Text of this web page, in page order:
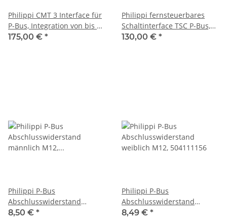
Philippi CMT 3 Interface für
P-Bus, Integration von bis zu
4 Tankgebern, 071000401
175,00 € *
Philippi fernsteuerbares
Schaltinterface TSC P-Bus,
083020000
130,00 € *
Philippi P-Bus
Abschlusswiderstand
männlich M12, 504111151
8,50 € *
Philippi P-Bus
Abschlusswiderstand
weiblich M12, 504111156
8,49 € *